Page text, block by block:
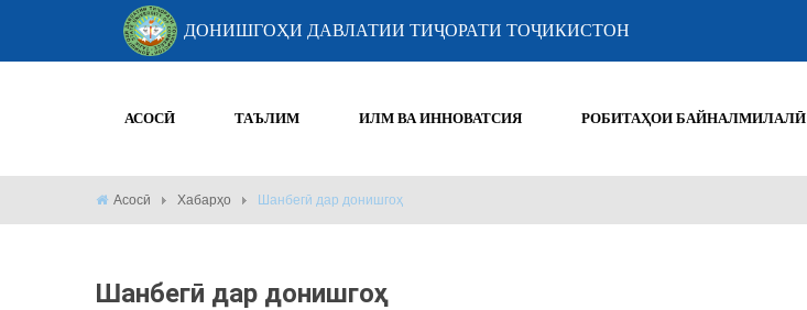
ДОНИШГОҲИ ДАВЛАТИИ ТИҶОРАТИ ТОҶИКИСТОН
АСОСӢ ТАЪЛИМ ИЛМ ВА ИННОВАТСИЯ РОБИТАҲОИ БАЙНАЛМИЛАЛӢ
Асосӣ Хабарҳо Шанбегӣ дар донишгоҳ
Шанбегӣ дар донишгоҳ